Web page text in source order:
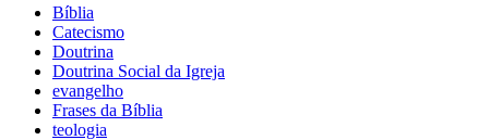
Bíblia
Catecismo
Doutrina
Doutrina Social da Igreja
evangelho
Frases da Bíblia
teologia